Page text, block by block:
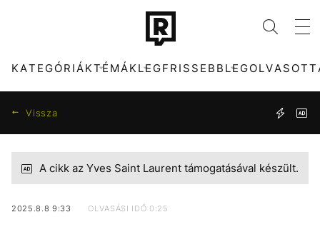
KATEGÓRIÁKTÉMÁKLEGFRISSEBB
KATEGÓRIÁK
ZENE DIVAT
TÉMÁK
FIDESZ MADONNA
Vissza
A cikk az Yves Saint Laurent támogatásával készült.
2025.8.8 9:33 OLVASÁSI IDŐ 0:25